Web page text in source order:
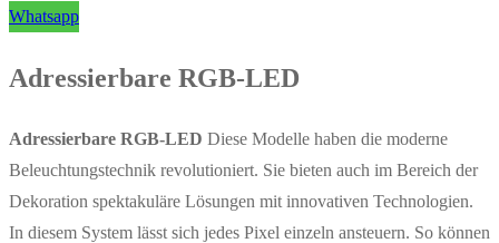
Whatsapp
Adressierbare RGB-LED
Adressierbare RGB-LED Diese Modelle haben die moderne
Beleuchtungstechnik revolutioniert. Sie bieten auch im Bereich der
Dekoration spektakuläre Lösungen mit innovativen Technologien.
In diesem System lässt sich jedes Pixel einzeln ansteuern. So können